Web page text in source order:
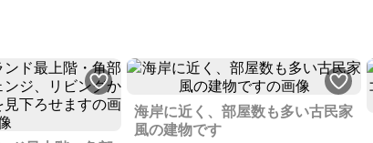
海岸に近く、部屋数も多い古民家
風の建物です